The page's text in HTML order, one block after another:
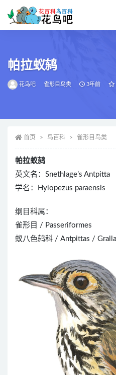
帕拉蚁鸫
花鸟吧 雀形目鸟类 3年前
首页 鸟百科 雀形目鸟类
帕拉蚁鸫
英文名：Snethlage’s Antpitta
学名：Hylopezus paraensis
纲目科属：
雀形目 / Passeriformes
蚁八色鸫科 / Antpittas /